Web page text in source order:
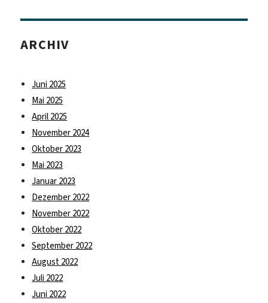
ARCHIV
Juni 2025
Mai 2025
April 2025
November 2024
Oktober 2023
Mai 2023
Januar 2023
Dezember 2022
November 2022
Oktober 2022
September 2022
August 2022
Juli 2022
Juni 2022